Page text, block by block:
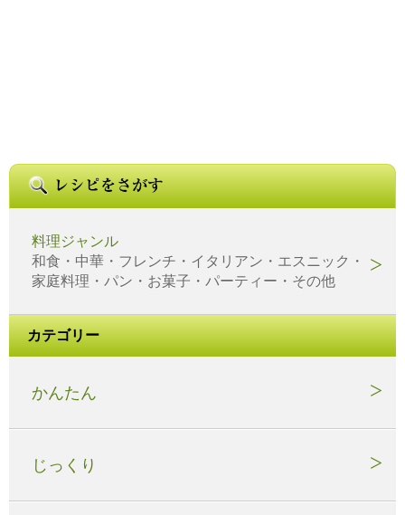
料理ジャンル
和食・中華・フレンチ・イタリアン・エスニック・
家庭料理・パン・お菓子・パーティー・その他
カテゴリー
かんたん
じっくり